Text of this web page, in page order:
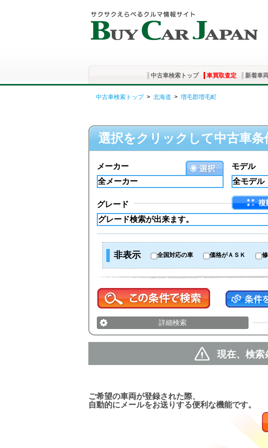
中古車検索トップ 車買取査定 新着車
中古車検索トップ> 北海道 > 増毛郡増毛町
選択をクリックして中古車
モデル
メーカー
グレード
非表示 全国対応の車 価格がＡＳＫ
詳細検索
現在、検索
ご希望の車両が登録された際、
自動的にメールをお送りする便利な機能です。